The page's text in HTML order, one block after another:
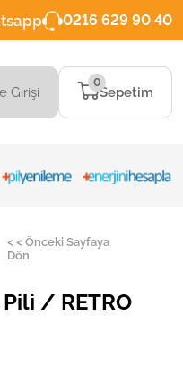
0216 629 90 40
Girişi Sepetim
0
< < Önceki Sayfaya
Dön
/ RETRO